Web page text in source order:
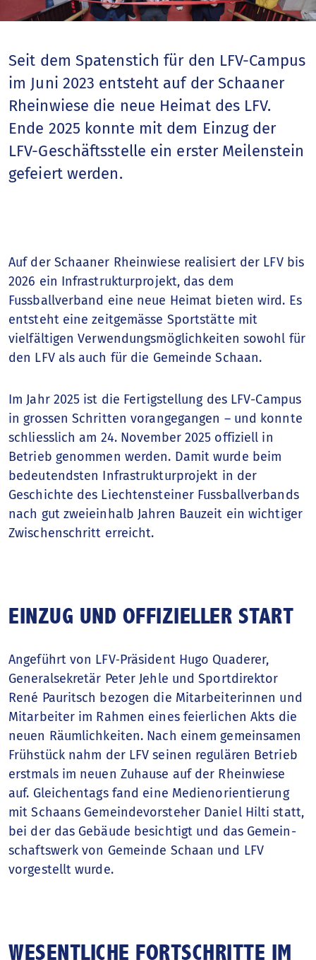
Fussballjahr
Nationalteams
Spitzenfussball
Talentförderung
Sportschule
Frauenfussball
Nationale Wettbewerbe
Finanzbericht
Seit dem Spatenstich für den LFV-Campus
im Juni 2023 entsteht auf der Schaaner
Rheinwiese die neue Heimat des LFV.
Ende 2025 konnte mit dem Einzug der
LFV-Geschäftsstelle ein erster Meilenstein
gefeiert werden.
Auf der Schaaner Rheinwiese realisiert der LFV bis
2026 ein Infrastrukturprojekt, das dem
Fussballverband eine neue Heimat bieten wird. Es
entsteht eine zeitgemässe Sportstätte mit
vielfältigen Verwendungsmöglichkeiten sowohl für
den LFV als auch für die Gemeinde Schaan.
Im Jahr 2025 ist die Fertigstellung des LFV-Campus
in grossen Schritten vorangegangen – und konnte
schliesslich am 24. November 2025 offiziell in
Betrieb genommen werden. Damit wurde beim
bedeutendsten Infrastrukturprojekt in der
Geschichte des Liechtensteiner Fussballverbands
nach gut zweieinhalb Jahren Bauzeit ein wichtiger
Zwischenschritt erreicht.
EINZUG UND OFFIZIELLER START
Angeführt von LFV‑Präsident Hugo Quaderer,
Generalsekretär Peter Jehle und Sportdirektor
René Pauritsch bezogen die Mitarbeiterinnen und
Mitarbeiter im Rahmen eines feierlichen Akts die
neuen Räumlichkeiten. Nach einem gemeinsamen
Frühstück nahm der LFV seinen regulären Betrieb
erstmals im neuen Zuhause auf der Rheinwiese
auf. Gleichentags fand eine Medienorientierung
mit Schaans Gemeindevorsteher Daniel Hilti statt,
bei der das Gebäude besichtigt und das Gemein­
schaftswerk von Gemeinde Schaan und LFV
vorgestellt wurde.
WESENTLICHE FORTSCHRITTE IM